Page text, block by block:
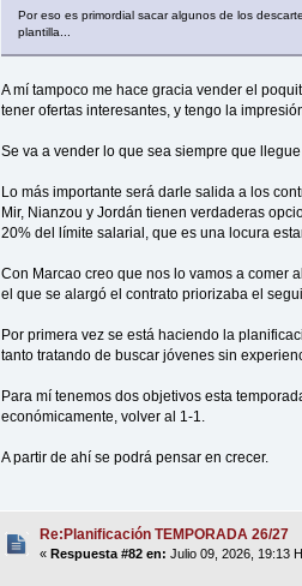
Por eso es primordial sacar algunos de los
plantilla...
A mí tampoco me hace gracia vender el
tener ofertas interesantes, y tengo la
Se va a vender lo que sea siempre que
Lo más importante será darle salida a los
Mir, Nianzou y Jordán tienen verdaderas
20% del límite salarial, que es una locura
Con Marcao creo que nos lo vamos a comer
el que se alargó el contrato priorizaba el
Por primera vez se está haciendo la
tanto tratando de buscar jóvenes sin
Para mí tenemos dos objetivos esta
económicamente, volver al 1-1.
A partir de ahí se podrá pensar en crecer.
Re:Planificación TEMPORADA 26/27
« Respuesta #82 en: Julio 09, 2026, 19:13